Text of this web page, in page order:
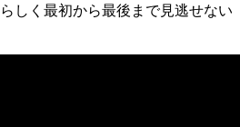
しく最初から最後まで見逃せない